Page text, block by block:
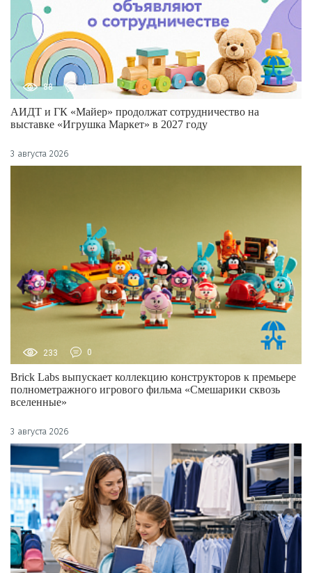
88 0
АИДТ и ГК «Майер» продолжат сотрудничество на
выставке «Игрушка Маркет» в 2027 году
3 августа 2026
233 0
Brick Labs выпускает коллекцию конструкторов к премьере
полнометражного игрового фильма «Смешарики сквозь
вселенные»
3 августа 2026